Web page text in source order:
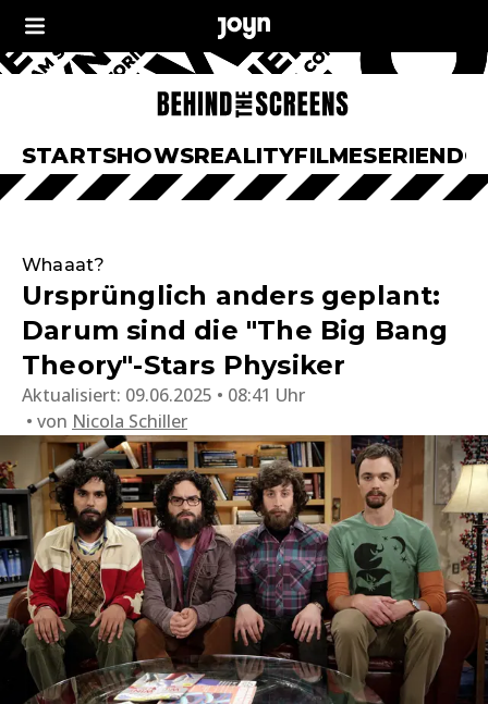
STARTSHOWSREALITYFILMESERIEN
Whaaat?
Ursprünglich anders geplant:
Darum sind die "The Big Bang
Theory"-Stars Physiker
Aktualisiert: 09.06.2025 • 08:41 Uhr
von Nicola Schiller